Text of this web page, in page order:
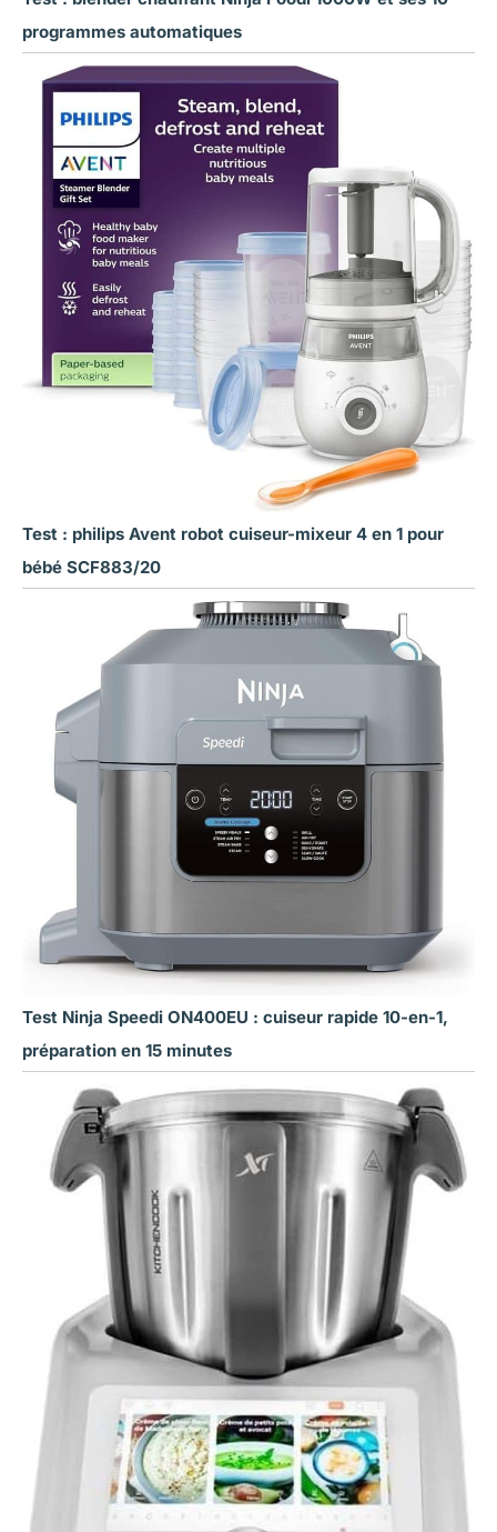
programmes automatiques
Test : philips Avent robot cuiseur-mixeur 4 en 1 pour
bébé SCF883/20
Test Ninja Speedi ON400EU : cuiseur rapide 10-en-1,
préparation en 15 minutes